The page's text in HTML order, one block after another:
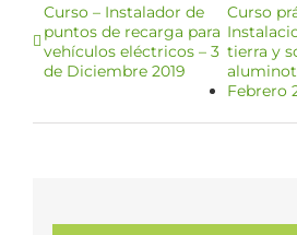
Curso – Instalador de
puntos de recarga para
vehículos eléctricos – 3
de Diciembre 2019
Curso
tierra y
Febrero